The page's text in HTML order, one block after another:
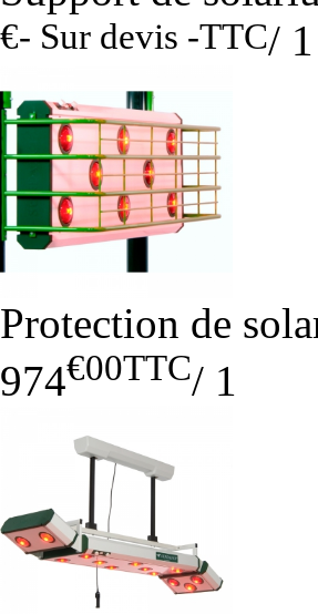
€- Sur devis -TTC/ 1
Protection de
974€00TTC/ 1